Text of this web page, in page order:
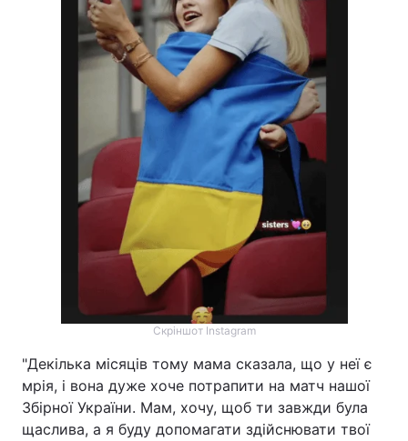
Скріншот Instagram
"Декілька місяців тому мама сказала, що у неї є
мрія, і вона дуже хоче потрапити на матч нашої
Збірної України. Мам, хочу, щоб ти завжди була
щаслива, а я буду допомагати здійснювати твої